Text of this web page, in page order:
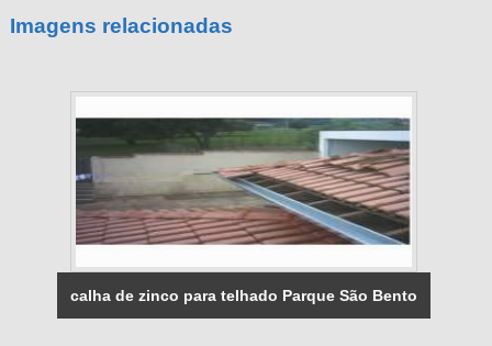
Imagens relacionadas
calha de zinco para telhado Parque São Bento